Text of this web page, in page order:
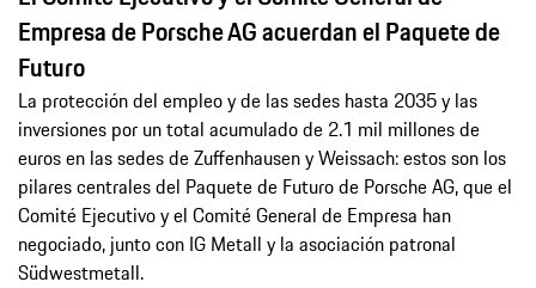
Empresa de Porsche AG acuerdan el Paquete de
Futuro
La protección del empleo y de las sedes hasta 2035 y las
inversiones por un total acumulado de 2.1 mil millones de
euros en las sedes de Zuffenhausen y Weissach: estos son los
pilares centrales del Paquete de Futuro de Porsche AG, que el
Comité Ejecutivo y el Comité General de Empresa han
negociado, junto con IG Metall y la asociación patronal
Südwestmetall.